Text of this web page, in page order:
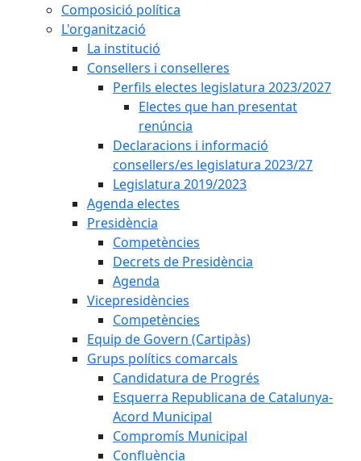
Composició política
L'organització
La institució
Consellers i conselleres
Perfils electes legislatura 2023/2027
Electes que han presentat
renúncia
Declaracions i informació
consellers/es legislatura 2023/27
Legislatura 2019/2023
Agenda electes
Presidència
Competències
Decrets de Presidència
Agenda
Vicepresidències
Competències
Equip de Govern (Cartipàs)
Grups polítics comarcals
Candidatura de Progrés
Esquerra Republicana de Catalunya-
Acord Municipal
Compromís Municipal
Confluència